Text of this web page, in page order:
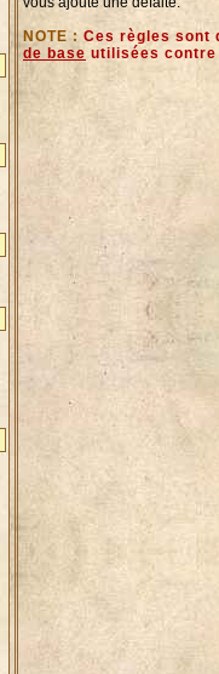
NOTE : Ces règles sont
de base utilisées